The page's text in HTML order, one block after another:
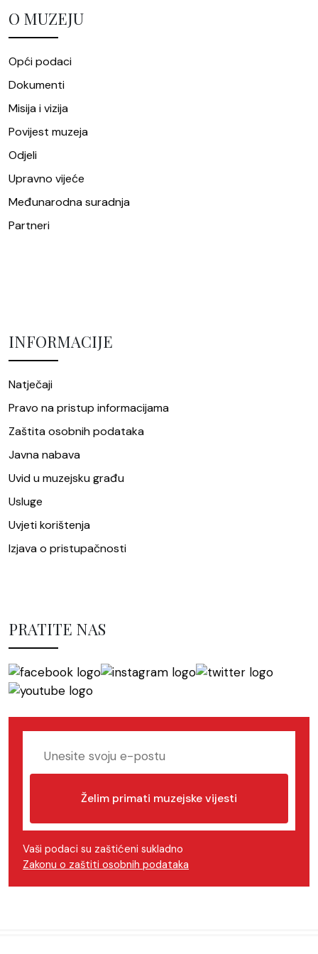
O MUZEJU
Opći podaci
Dokumenti
Misija i vizija
Povijest muzeja
Odjeli
Upravno vijeće
Međunarodna suradnja
Partneri
INFORMACIJE
Natječaji
Pravo na pristup informacijama
Zaštita osobnih podataka
Javna nabava
Uvid u muzejsku građu
Usluge
Uvjeti korištenja
Izjava o pristupačnosti
PRATITE NAS
Želim primati muzejske vijesti
Vaši podaci su zaštićeni sukladno
Zakonu o zaštiti osobnih podataka